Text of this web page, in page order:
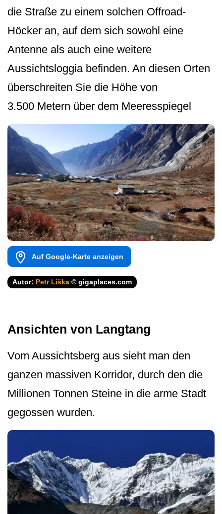
die Straße zu einem solchen Offroad-
Höcker an, auf dem sich sowohl eine
Antenne als auch eine weitere
Aussichtsloggia befinden. An diesen Orten
überschreiten Sie die Höhe von
3.500 Metern über dem Meeresspiegel
Auf Google-Karte anzeigen
Autor: Petr Liška © gigaplaces.com
Ansichten von Langtang
Vom Aussichtsberg aus sieht man den
ganzen massiven Korridor, durch den die
Millionen Tonnen Steine in die arme Stadt
gegossen wurden.